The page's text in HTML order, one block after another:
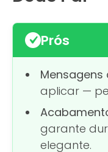
Prós
Mensagens
aplicar —
garante
elegante.